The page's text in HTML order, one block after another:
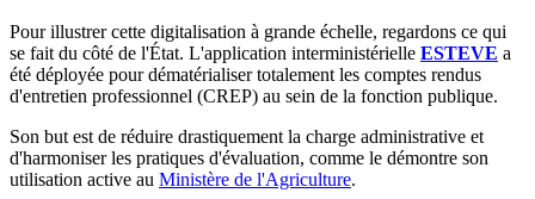
Pour illustrer cette digitalisation à grande échelle, regardons ce qui
se fait du côté de l'État. L'application interministérielle ESTEVE a
été déployée pour dématérialiser totalement les comptes rendus
d'entretien professionnel (CREP) au sein de la fonction publique.
Son but est de réduire drastiquement la charge administrative et
d'harmoniser les pratiques d'évaluation, comme le démontre son
utilisation active au Ministère de l'Agriculture.